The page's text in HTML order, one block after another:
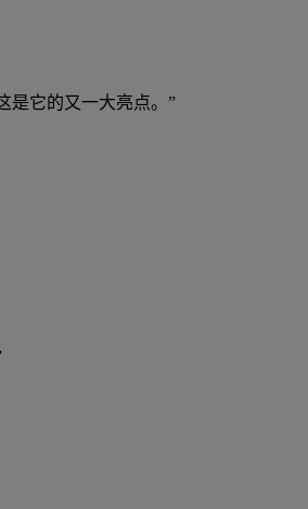
是它的又一大亮点。”